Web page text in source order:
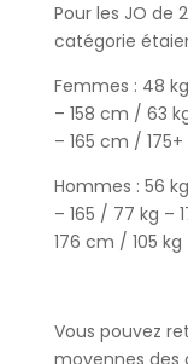
Pour les JO de
catégorie
Femmes : 48
– 158 cm / 63
– 165 cm /
Hommes : 56
– 165 / 77 kg –
176 cm / 105
Vous pouvez
moyennes des